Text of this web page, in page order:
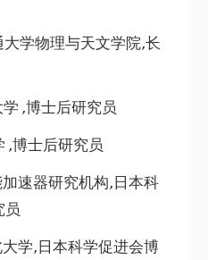
学物理与天文学院,长
,博士后研究员
,博士后研究员
速器研究机构,日本科
员
学,日本科学促进会博